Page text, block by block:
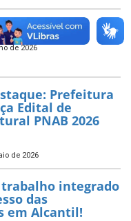
de 2026
Prefeitura
Edital de
PNAB 2026
de 2026
trabalho integrado
das
em Alcantil!